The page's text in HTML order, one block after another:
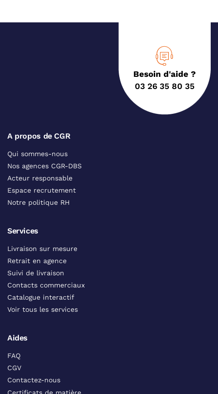
Besoin d'aide ?
03 26 35 80 35
A propos de CGR
Qui sommes-nous
Nos agences CGR-DBS
Acteur responsable
Espace recrutement
Notre politique RH
Services
Livraison sur mesure
Retrait en agence
Suivi de livraison
Contacts commerciaux
Catalogue interactif
Voir tous les services
Aides
FAQ
CGV
Contactez-nous